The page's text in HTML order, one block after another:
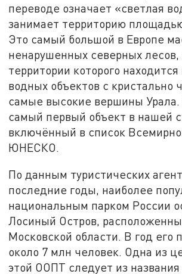
переводе означает «светлая
занимает территорию
Это самый большой в Европе
ненарушенных северных лесов,
территории которого
водных объектов с кристально
самые высокие вершины
самый первый объект в нашей
включённый в список
ЮНЕСКО.
По данным туристических
последние годы, наиболее
национальным парком России
Лосиный Остров,
Московской области. В год его
около 7 млн человек. Одна из
этой ООПТ следует из названия